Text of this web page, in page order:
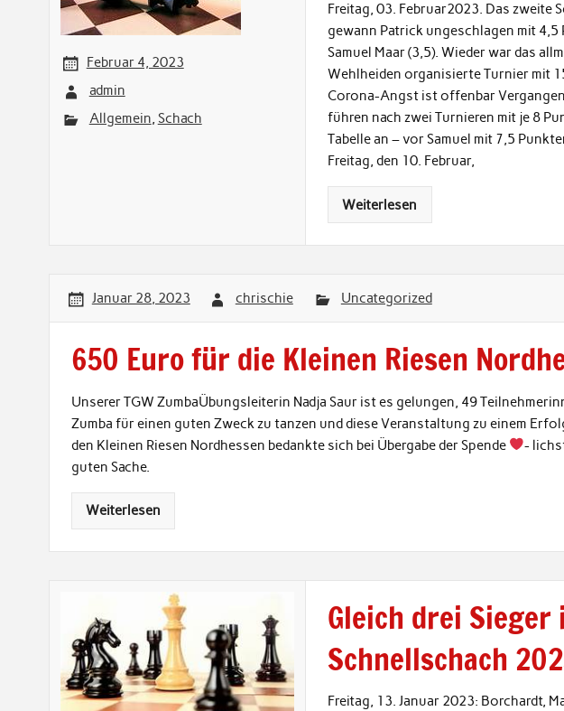
Februar 4, 2023
admin
Allgemein, Schach
Freitag, 03. Februar2023. Das zweite
gewann Patrick ungeschlagen mit
Samuel Maar (3,5). Wieder war das
Wehlheiden organisierte Turnier mit
Corona-Angst ist offenbar
führen nach zwei Turnieren mit je 8
Tabelle an – vor Samuel mit 7,5
Freitag, den 10. Februar,
Weiterlesen
Januar 28, 2023 chrischie Uncategorized
650 Euro für die Kleinen Riesen
Unserer TGW ZumbaÜbungsleiterin Nadja Saur ist es gelungen, 49
Zumba für einen guten Zweck zu tanzen und diese Veranstaltung zu einem
den Kleinen Riesen Nordhessen bedankte sich bei Übergabe der Spende
-
guten Sache.
Weiterlesen
Gleich drei Sieger
Schnellschach
Freitag, 13. Januar 2023: Borchardt,